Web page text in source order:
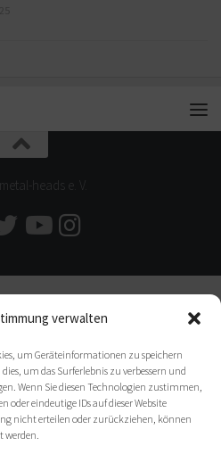
verwalten
um Geräteinformationen zu speichern
um das Surferlebnis zu verbessern und
Wenn Sie diesen Technologien zustimmen,
oder eindeutige IDs auf dieser Website
nicht erteilen oder zurückziehen, können
werden.
metal-heads e. V.